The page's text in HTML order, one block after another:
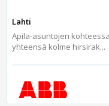
Lahti
Apila-asuntojen
yhteensä kolme hirsirak...